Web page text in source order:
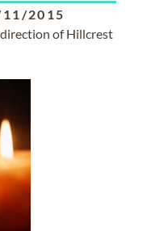
2015
of Hillcrest